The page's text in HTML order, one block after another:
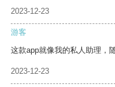
2023-12-23
游客
这款app就像我的私人助理，
2023-12-23